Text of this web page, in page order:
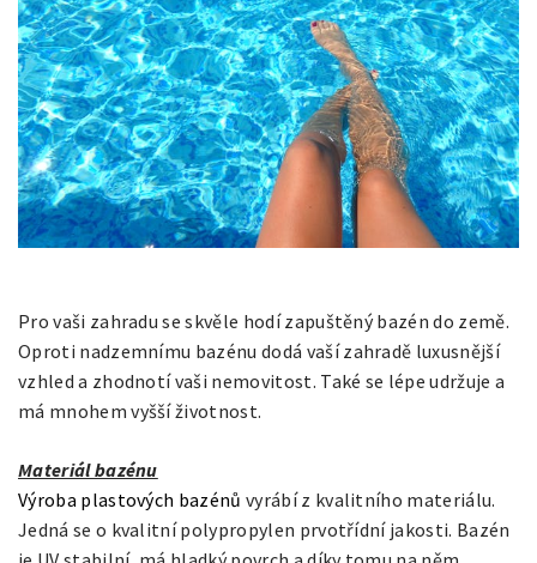
Pro vaši zahradu se skvěle hodí zapuštěný bazén do země.
Oproti nadzemnímu bazénu dodá vaší zahradě luxusnější
vzhled a zhodnotí vaši nemovitost. Také se lépe udržuje a
má mnohem vyšší životnost.
Materiál bazénu
Výroba plastových bazénůvyrábí z kvalitního materiálu.
Jedná se o kvalitní polypropylen prvotřídní jakosti. Bazén